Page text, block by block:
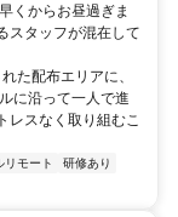
くからお昼過ぎま
スタッフが混在して
た配布エリアに、
に沿って一人で進
レスなく取り組むこ
リモート
研修あり